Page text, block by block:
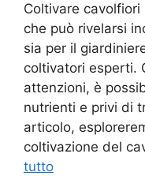
Coltivare cavolfiori
che può rivelarsi
sia per il
coltivatori esperti.
attenzioni, è
nutrienti e privi di
articolo,
coltivazione del
tutto